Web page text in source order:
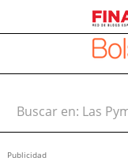
Buscar en:
Publicidad